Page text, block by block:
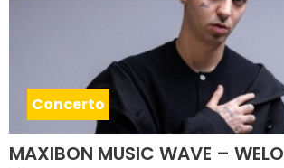
Concerto
MAXIBON MUSIC WAVE – WELO